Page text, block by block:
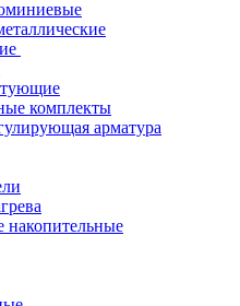
комплекты
арматура
накопительные